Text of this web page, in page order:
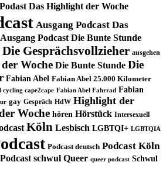
Das Highlight der Woche
Ausgang Podcast Das
Ausgang Podcast Die Bunte Stunde
Gesprächsvollzieher ausgehen
Woche Die Bunte Stunde Die
Fabian Abel Fabian Abel 25.000 Kilometer
cycling cape2cape Fabian Abel Fahrrad Fabian
gay Gespräch HdW Highlight der
Woche hören Hörstück Intersexuell
Köln Lesbisch LGBTQI+ LGBTQIA
Podcast deutsch Podcast Köln
Podcast schwul Queer queer podcast Schwul